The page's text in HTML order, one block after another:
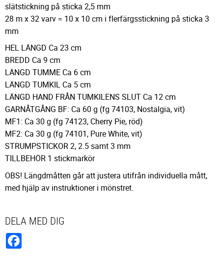
slätstickning på sticka 2,5 mm
28 m x 32 varv = 10 x 10 cm i flerfärgsstickning på sticka 3
mm
HEL LÄNGD Ca 23 cm
BREDD Ca 9 cm
LÄNGD TUMME Ca 6 cm
LÄNGD TUMKIL Ca 5 cm
LÄNGD HAND FRÅN TUMKILENS SLUT Ca 12 cm
GARNÅTGÅNG BF: Ca 60 g (fg 74103, Nostalgia, vit)
MF1: Ca 30 g (fg 74123, Cherry Pie, röd)
MF2: Ca 30 g (fg 74101, Pure White, vit)
STRUMPSTICKOR 2, 2.5 samt 3 mm
TILLBEHÖR 1 stickmarkör
OBS! Längdmåtten går att justera utifrån individuella mått,
med hjälp av instruktioner i mönstret.
DELA MED DIG